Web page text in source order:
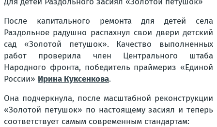
После капитального ремонта для детей села
Раздольное радушно распахнул свои двери детский
сад «Золотой петушок». Качество выполненных
работ проверила член Центрального штаба
Народного фронта, победитель праймериз «Единой
России» Ирина Куксенкова.
Она подчеркнула, после масштабной реконструкции
«Золотой петушок» по настоящему засиял и теперь
соответствует самым современным стандартам: